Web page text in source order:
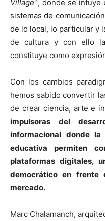
Village , donde se intuye
sistemas de
de lo local, lo particular y
de cultura y con ello
constituye como
Con los cambios
hemos sabido convertir
de crear ciencia, arte e
impulsoras del
informacional donde
educativa permiten
plataformas digitales,
democrático en frente
mercado.
Marc Chalamanch,